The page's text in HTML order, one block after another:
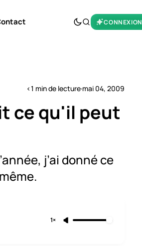
CONNEXION
<1 min de lecture·mai 04, 2009
ce qu'il peut
j’ai donné ce
1×